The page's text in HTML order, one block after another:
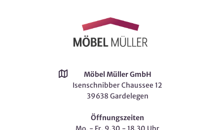
Möbel Müller GmbH
Isenschnibber Chaussee 12
39638 Gardelegen
Öffnungszeiten